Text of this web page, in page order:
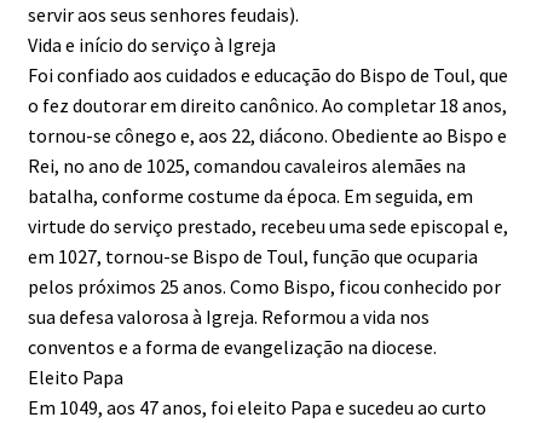
servir aos seus senhores feudais).
Vida e início do serviço à Igreja
Foi confiado aos cuidados e educação do Bispo de Toul, que
o fez doutorar em direito canônico. Ao completar 18 anos,
tornou-se cônego e, aos 22, diácono. Obediente ao Bispo e
Rei, no ano de 1025, comandou cavaleiros alemães na
batalha, conforme costume da época. Em seguida, em
virtude do serviço prestado, recebeu uma sede episcopal e,
em 1027, tornou-se Bispo de Toul, função que ocuparia
pelos próximos 25 anos. Como Bispo, ficou conhecido por
sua defesa valorosa à Igreja. Reformou a vida nos
conventos e a forma de evangelização na diocese.
Eleito Papa
Em 1049, aos 47 anos, foi eleito Papa e sucedeu ao curto